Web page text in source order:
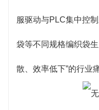
服驱动与PLC集中控
袋等不同规格编织袋
散、效率低下”的行业